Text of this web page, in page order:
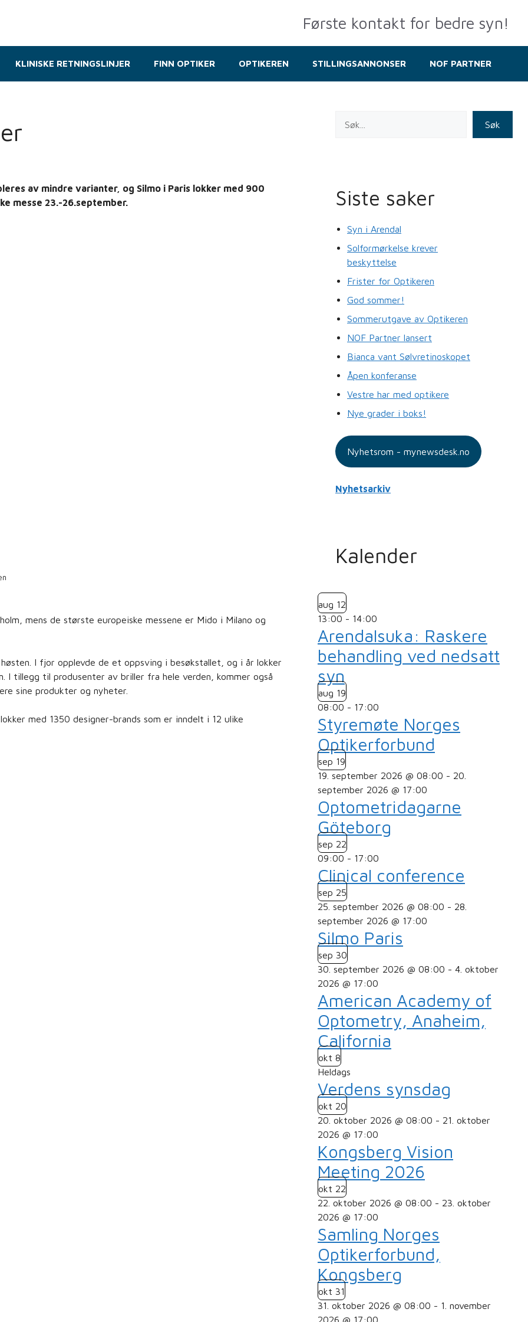
Første kontakt for bedre syn!
KLINISKE RETNINGSLINJER FINN OPTIKER OPTIKEREN STILLINGSANNONSER NOF PARTNER
av mindre varianter, og Silmo i Paris lokker med 900
messe 23.-26.september.
mens de største europeiske messene er Mido i Milano og
I fjor opplevde de et oppsving i besøkstallet, og i år lokker
I tillegg til produsenter av briller fra hele verden, kommer også
sine produkter og nyheter.
med 1350 designer-brands som er inndelt i 12 ulike
Søk
Siste saker
Syn i Arendal
Solformørkelse krever
beskyttelse
Frister for Optikeren
God sommer!
Sommerutgave av Optikeren
NOF Partner lansert
Bianca vant Sølvretinoskopet
Åpen konferanse
Vestre har med optikere
Nye grader i boks!
Nyhetsrom - mynewsdesk.no
Nyhetsarkiv
Kalender
aug 12
13:00 - 14:00
Arendalsuka: Raskere
behandling ved nedsatt
syn
aug 19
08:00 - 17:00
Styremøte Norges
Optikerforbund
sep 19
19. september 2026 @ 08:00 - 20.
september 2026 @ 17:00
Optometridagarne
Göteborg
sep 22
09:00 - 17:00
Clinical conference
sep 25
25. september 2026 @ 08:00 - 28.
september 2026 @ 17:00
Silmo Paris
sep 30
30. september 2026 @ 08:00 - 4. oktober
2026 @ 17:00
American Academy of
Optometry, Anaheim,
California
okt 8
Heldags
Verdens synsdag
okt 20
20. oktober 2026 @ 08:00 - 21. oktober
2026 @ 17:00
Kongsberg Vision
Meeting 2026
okt 22
22. oktober 2026 @ 08:00 - 23. oktober
2026 @ 17:00
Samling Norges
Optikerforbund,
Kongsberg
okt 31
31. oktober 2026 @ 08:00 - 1. november
2026 @ 17:00